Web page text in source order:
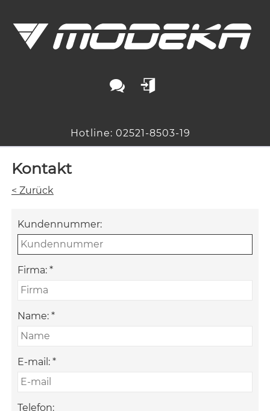
Hotline: 02521-8503-19
Kontakt
< Zurück
Kundennummer:
Firma: *
Name: *
E-mail: *
Telefon: